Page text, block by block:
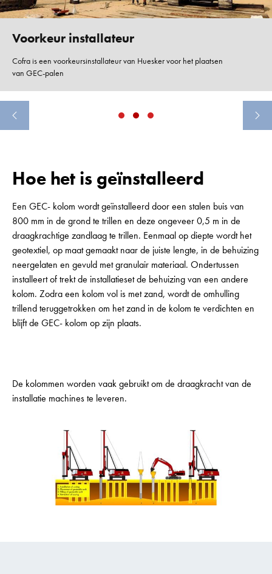
Voorkeur installateur
Cofra is een voorkeursinstallateur van Huesker voor het plaatsen
van GEC-palen
Hoe het is geïnstalleerd
Een GEC- kolom wordt geïnstalleerd door een stalen buis van
800 mm in de grond te trillen en deze ongeveer 0,5 m in de
draagkrachtige zandlaag te trillen. Eenmaal op diepte wordt het
geotextiel, op maat gemaakt naar de juiste lengte, in de behuizing
neergelaten en gevuld met granulair materiaal. Ondertussen
installeert of trekt de installatieset de behuizing van een andere
kolom. Zodra een kolom vol is met zand, wordt de omhulling
trillend teruggetrokken om het zand in de kolom te verdichten en
blijft de GEC- kolom op zijn plaats.
De kolommen worden vaak gebruikt om de draagkracht van de
installatie machines te leveren.